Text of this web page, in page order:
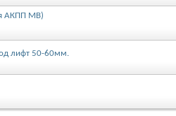
АКПП MB)
лифт 50-60мм.